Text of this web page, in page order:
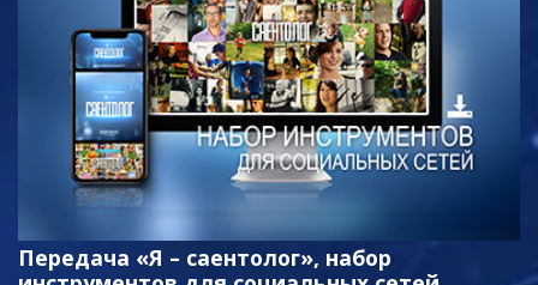
Передача «Я – саентолог», набор